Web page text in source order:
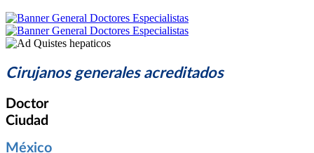
Cirujanos generales acreditados
Doctor
Ciudad
México